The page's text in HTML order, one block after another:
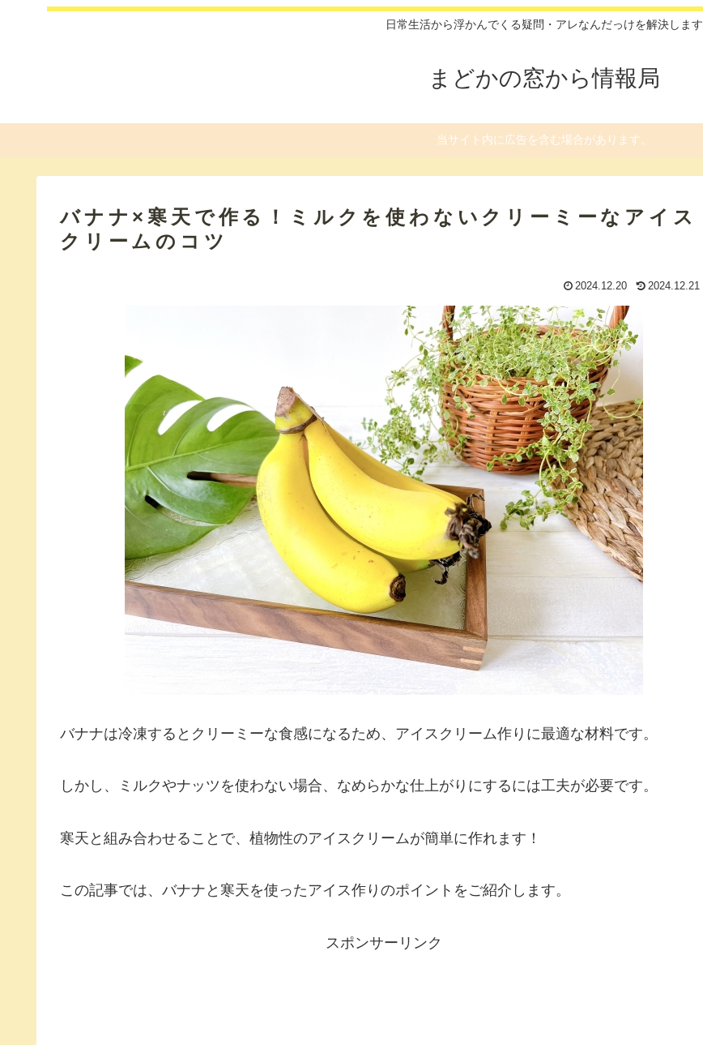
日常生活から浮かんでくる疑問・アレなんだっけを解決します
まどかの窓から情報局
当サイト内に広告を含む場合があります。
バナナ×寒天で作る！ミルクを使わないクリーミーなアイス
クリームのコツ
2024.12.20 2024.12.21
バナナは冷凍するとクリーミーな食感になるため、アイスクリーム作りに最適な材料です。
しかし、ミルクやナッツを使わない場合、なめらかな仕上がりにするには工夫が必要です。
寒天と組み合わせることで、植物性のアイスクリームが簡単に作れます！
この記事では、バナナと寒天を使ったアイス作りのポイントをご紹介します。
スポンサーリンク